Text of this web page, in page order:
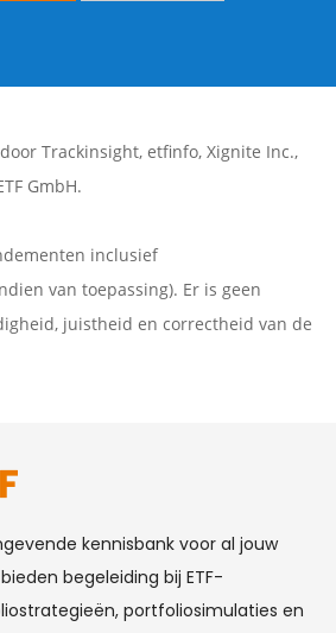
Trackinsight, etfinfo, Xignite Inc.,
GmbH.
inclusief
van toepassing). Er is geen
juistheid en correctheid van de